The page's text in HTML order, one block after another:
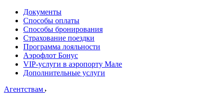
Документы
Способы оплаты
Способы бронирования
Страхование поездки
Программа лояльности
Аэрофлот Бонус
VIP-услуги в аэропорту Мале
Дополнительные услуги
Агентствам